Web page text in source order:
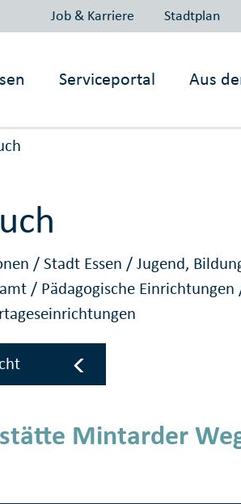
Job & Karriere Stadtplan
Serviceportal Aus
/Stadt Essen /Jugend,
/ Pädagogische Einrichtungen
Mintarder